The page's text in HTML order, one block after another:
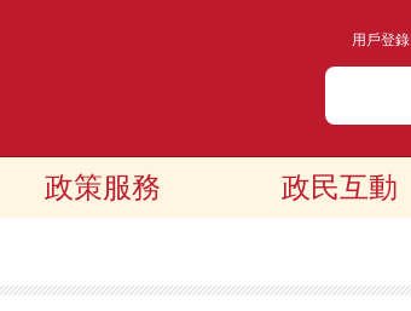
用戶登錄
政策服務 政民互動